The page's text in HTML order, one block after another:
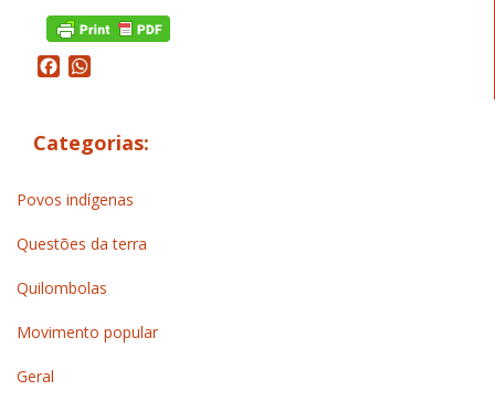
Facebook
Categorias:
Povos indígenas
Questões da terra
Quilombolas
Movimento popular
Geral